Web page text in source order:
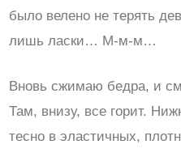
было велено не терять
лишь ласки… М-м-м…
Вновь сжимаю бедра, и
Там, внизу, все горит.
тесно в эластичных,